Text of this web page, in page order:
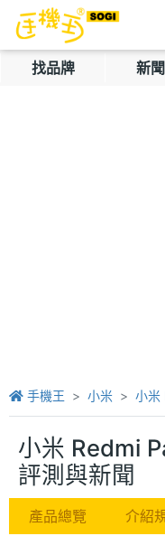
找品牌 新聞
手機王 小米 小米
小米 Redmi
評測與新聞
產品總覽 介紹